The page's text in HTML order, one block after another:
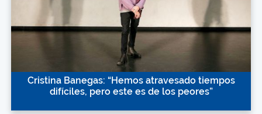
Cristina Banegas: “Hemos atravesado tiempos
difíciles, pero este es de los peores”